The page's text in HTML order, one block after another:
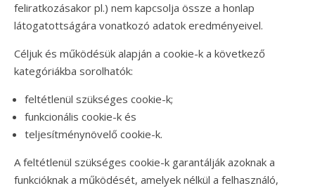
feliratkozásakor pl.) nem kapcsolja össze a honlap
látogatottságára vonatkozó adatok eredményeivel.
Céljuk és működésük alapján a cookie-k a következő
kategóriákba sorolhatók:
feltétlenül szükséges cookie-k;
funkcionális cookie-k és
teljesítménynövelő cookie-k.
A feltétlenül szükséges cookie-k garantálják azoknak a
funkcióknak a működését, amelyek nélkül a felhasználó,